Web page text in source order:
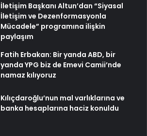
İletişim Başkanı Altun’dan “Siyasal
İletişim ve Dezenformasyonla
Mücadele” programına ilişkin
paylaşım
Fatih Erbakan: Bir yanda ABD, bir
yanda YPG biz de Emevi Camii’nde
namaz kılıyoruz
Kılıçdaroğlu’nun mal varlıklarına ve
banka hesaplarına haciz konuldu